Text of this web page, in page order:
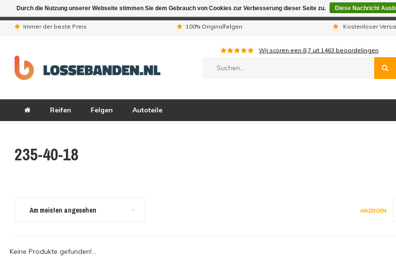
Immer der beste Preis 100% Originalfelgen Kostenloser
Wij scoren een 8,7 uit 1463 beoordelingen
Reifen Felgen Autoteile
235-40-18
Am meisten angesehen ANZEIGEN:
Keine Produkte gefunden!...
Durch die Nutzung unserer Webseite stimmen Sie dem Gebrauch von Cookies zur Verbesserung dieser Seite zu. Diese Nachricht
Aufgrund der Ferientagen sind wir telefonisch nicht erreichbar.